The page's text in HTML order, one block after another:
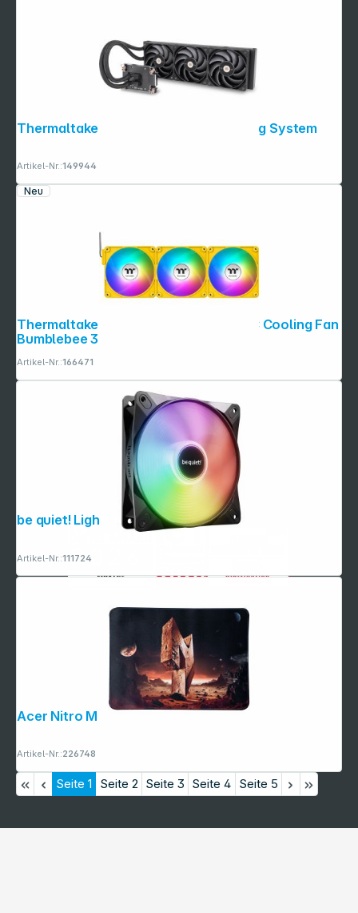
Thermaltake AW420 AIO Liquid Cooling System
Artikel-Nr.:149944
Neu
Thermaltake CT120 EX ARGB Sync PC Cooling Fan
Bumblebee 3 Pack
Artikel-Nr.:166471
be quiet! Light Wings LX 120mm PWM
Artikel-Nr.:111724
Acer Nitro M Mauspad
Artikel-Nr.:226748
Seite 1 Seite 2 Seite 3 Seite 4 Seite 5